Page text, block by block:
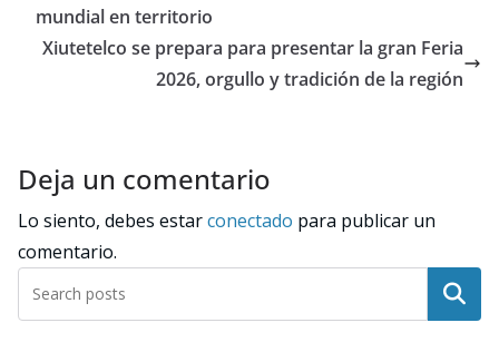
mundial en territorio
Xiutetelco se prepara para presentar la gran Feria
2026, orgullo y tradición de la región
Deja un comentario
Lo siento, debes estarconectado para publicar un
comentario.
Buscar